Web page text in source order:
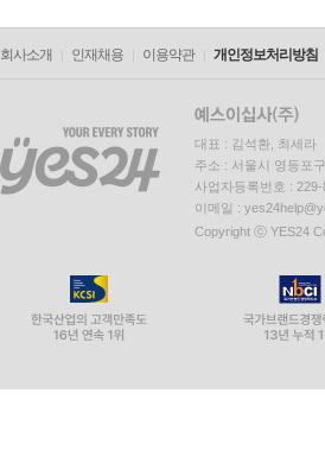
회사소개 인재채용 이용약관 개인정보처리방침
대표 : 김석환, 최세라
주소 : 서울시 영등포
사업자등록번호 :
이메일 :
Copyright ⓒ YES24